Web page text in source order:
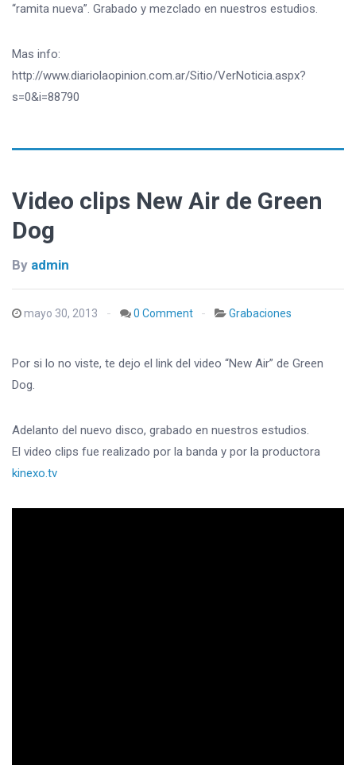
“ramita nueva”. Grabado y mezclado en nuestros estudios.
Mas info:
http://www.diariolaopinion.com.ar/Sitio/VerNoticia.aspx?
s=0&i=88790
Video clips New Air de Green
Dog
By admin
mayo 30, 2013 0 Comment Grabaciones
Por si lo no viste, te dejo el link del video “New Air” de Green
Dog.
Adelanto del nuevo disco, grabado en nuestros estudios.
El video clips fue realizado por la banda y por la productora
kinexo.tv